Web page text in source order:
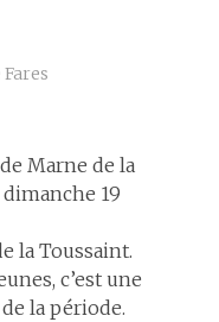
Marne de la
19
la Toussaint.
c’est une
la période.